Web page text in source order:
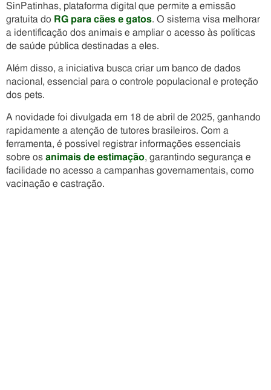
SinPatinhas, plataforma digital que permite a emissão
gratuita do RG para cães e gatos. O sistema visa melhorar
a identificação dos animais e ampliar o acesso às políticas
de saúde pública destinadas a eles.
Além disso, a iniciativa busca criar um banco de dados
nacional, essencial para o controle populacional e proteção
dos pets.
A novidade foi divulgada em 18 de abril de 2025, ganhando
rapidamente a atenção de tutores brasileiros. Com a
ferramenta, é possível registrar informações essenciais
sobre os animais de estimação, garantindo segurança e
facilidade no acesso a campanhas governamentais, como
vacinação e castração.